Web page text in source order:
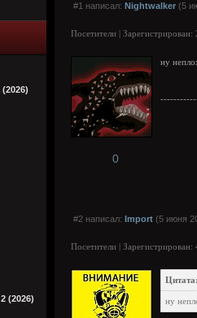
(2026)
#1 написал: Nightwalker (5
Посетители |
ну
0
#2 написал: Import (5 июня
Посетители | Зарегистрирован:
ну